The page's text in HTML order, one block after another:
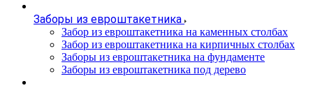
Заборы из евроштакетника
Забор из евроштакетника на каменных столбах
Забор из евроштакетника на кирпичных столбах
Заборы из евроштакетника на фундаменте
Заборы из евроштакетника под дерево